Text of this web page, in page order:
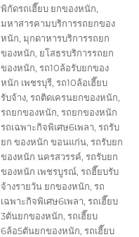
พิกัดรถเฮี๊ยบ ยกของหนัก,
มหาสารคามบริการรถยกของ
หนัก, มุกดาหารบริการรถยก
ของหนัก, ยโสธรบริการรถยก
ของหนัก, รถ10ล้อรับยกของ
หนัก เพชรบุรี, รถ10ล้อเฮี๊ยบ
รับจ้าง, รถติดเครนยกของหนัก,
รถยกของหนัก, รถยกของหนัก
รถเฉพาะกิจพิเศษ6เพลา, รถรับ
ยก ของหนัก ขอนแก่น, รถรับยก
ของหนัก นครสวรรค์, รถรับยก
ของหนัก เพชรบูรณ์, รถฮี๊ยบรับ
จ้างรายวัน ยกของหนัก, รถ
เฉพาะกิจพิเศษ6เพลา, รถเฮี๊ยบ
3ตันยกของหนัก, รถเฮี๊ยบ
6ล้อ5ตันยกของหนัก, รถเฮี๊ยบ